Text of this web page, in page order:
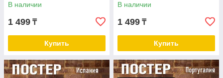
В наличии
1 499 ₸
Купить
В наличии
1 499 ₸
Купить